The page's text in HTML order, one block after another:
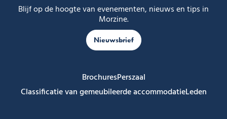
Blijf op de hoogte van evenementen, nieuws en tips in
Morzine.
Nieuwsbrief
BrochuresPerszaal
Classificatie van gemeubileerde accommodatieLeden